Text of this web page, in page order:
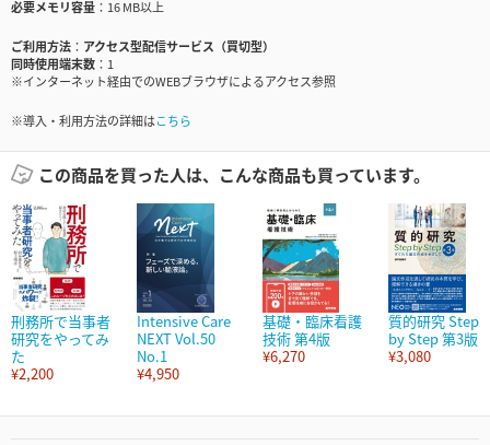
必要メモリ容量
16 MB以上
ご利用方法
アクセス型配信サービス（買切型）
同時使用端末数
1
※インターネット経由でのWEBブラウザによるアクセス参照
※導入・利用方法の詳細はこちら
この商品を買った人は、こんな商品も買っています。
刑務所で当事者
研究をやってみ
た
¥2,200
Intensive Care
NEXT Vol.50
No.1
¥4,950
基礎・臨床看護
技術 第4版
¥6,270
質的研究 Step
by Step 第3版
¥3,080